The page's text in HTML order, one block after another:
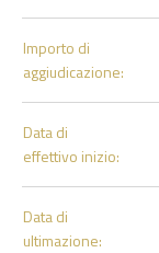
Importo di
aggiudicazione:
Data di
effettivo inizio:
Data di
ultimazione: